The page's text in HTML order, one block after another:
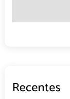
Recentes